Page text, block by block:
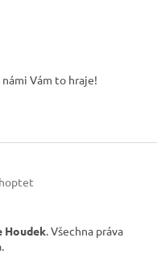
Vám to hraje!
Houdek. Všechna práva